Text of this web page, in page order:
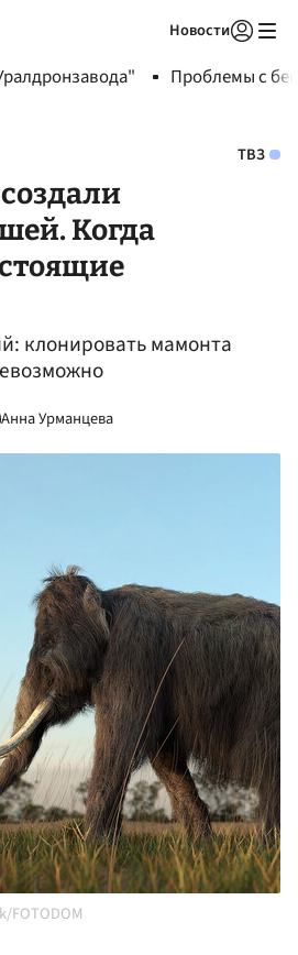
Новости
Проблемы с
ТВЗ
Когда
клонировать мамонта
Анна Урманцева